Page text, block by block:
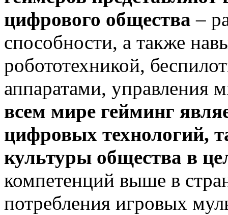
цифрового общества –
способности, а также
робототехникой,
аппаратами, управления
всем мире гейминг
цифровых технологий,
культуры общества в
компетенций выше в
потребления игровых